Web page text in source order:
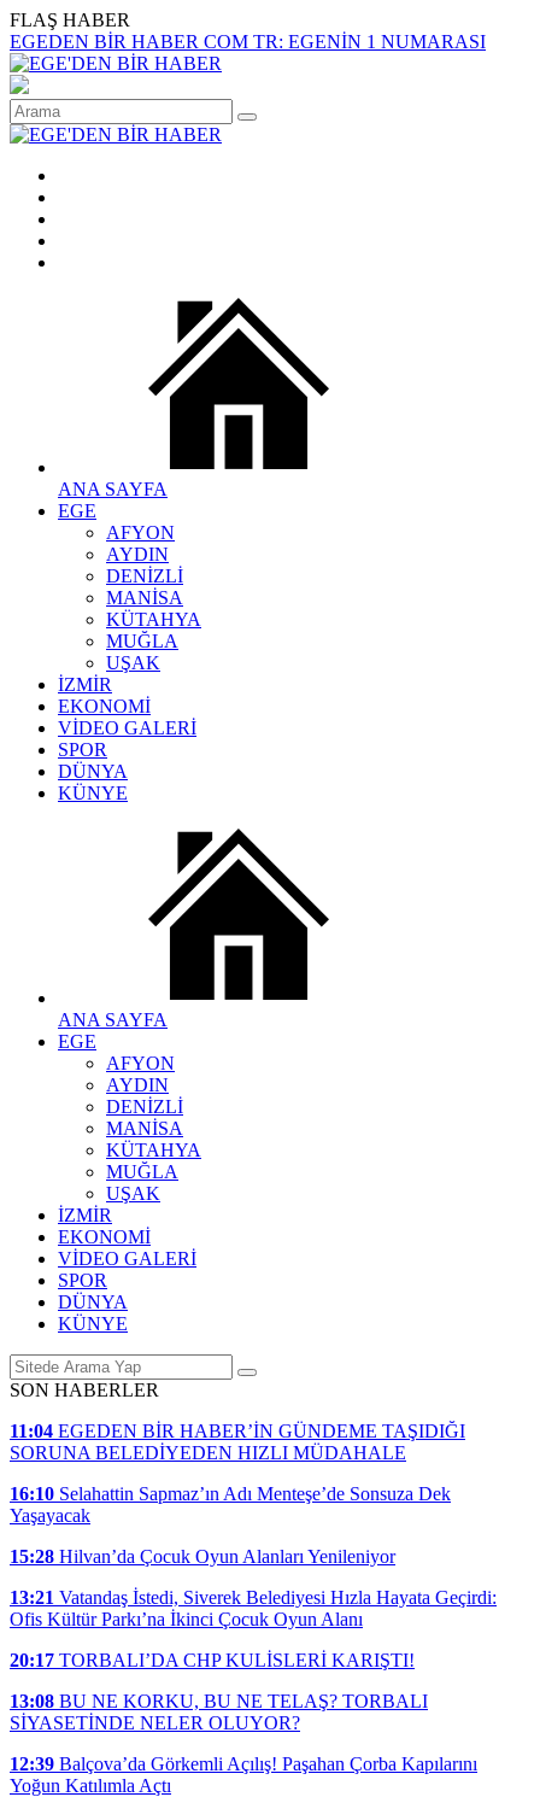
FLAŞ HABER
EGEDEN BİR HABER COM TR: EGENİN 1 NUMARASI
ANA SAYFA
EGE
AFYON
AYDIN
DENİZLİ
MANİSA
KÜTAHYA
MUĞLA
UŞAK
İZMİR
EKONOMİ
VİDEO GALERİ
SPOR
DÜNYA
KÜNYE
ANA SAYFA
EGE
AFYON
AYDIN
DENİZLİ
MANİSA
KÜTAHYA
MUĞLA
UŞAK
İZMİR
EKONOMİ
VİDEO GALERİ
SPOR
DÜNYA
KÜNYE
SON HABERLER
11:04 EGEDEN BİR HABER’İN GÜNDEME TAŞIDIĞI
SORUNA BELEDİYEDEN HIZLI MÜDAHALE
16:10 Selahattin Sapmaz’ın Adı Menteşe’de Sonsuza Dek
Yaşayacak
15:28 Hilvan’da Çocuk Oyun Alanları Yenileniyor
13:21 Vatandaş İstedi, Siverek Belediyesi Hızla Hayata Geçirdi:
Ofis Kültür Parkı’na İkinci Çocuk Oyun Alanı
20:17 TORBALI’DA CHP KULİSLERİ KARIŞTI!
13:08 BU NE KORKU, BU NE TELAŞ? TORBALI
SİYASETİNDE NELER OLUYOR?
12:39 Balçova’da Görkemli Açılış! Paşahan Çorba Kapılarını
Yoğun Katılımla Açtı